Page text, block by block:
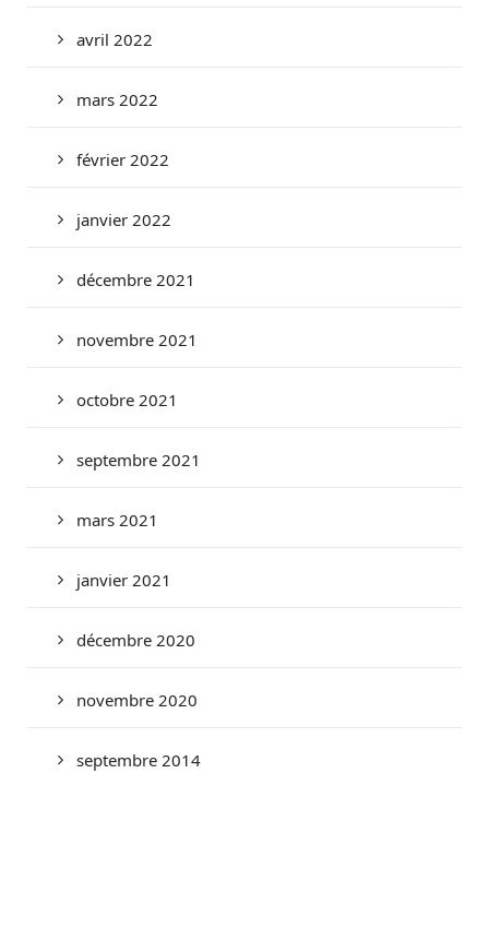
avril 2022
mars 2022
février 2022
janvier 2022
décembre 2021
novembre 2021
octobre 2021
septembre 2021
mars 2021
janvier 2021
décembre 2020
novembre 2020
septembre 2014